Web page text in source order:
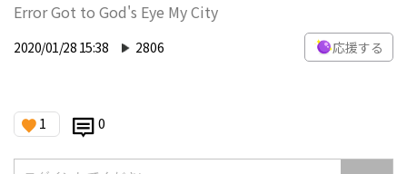
Error Got to God's Eye My City
2020/01/28 15:38 2806 応援する
1 0